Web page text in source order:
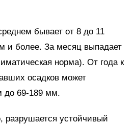
бывает от 8 до 11
и более. За месяц выпадает
норма). От года к
осадков может
до 69-189 мм.
разрушается устойчивый